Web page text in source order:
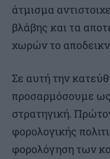
άτμισμα
βλάβης και τα
χωρών το
Σε αυτή την
προσαρμόσουμε
στρατηγική.
φορολογικής
φορολόγηση των